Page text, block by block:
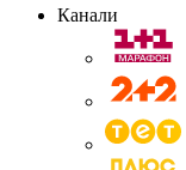
Канали